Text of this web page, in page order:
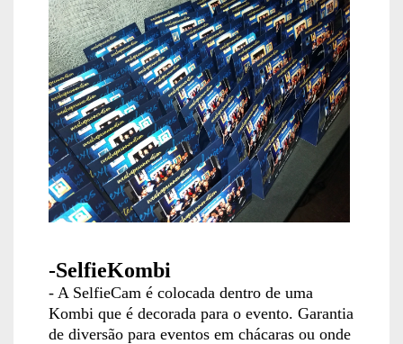
-SelfieKombi
- A SelfieCam é colocada dentro de uma
Kombi que é decorada para o evento. Garantia
de diversão para eventos em chácaras ou onde